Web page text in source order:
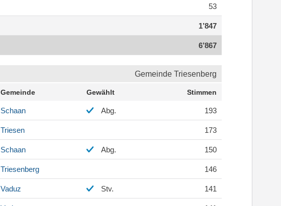
53
1’847
6’867
Gemeinde Triesenberg
Gemeinde Gewählt Stimmen
Schaan Abg. 193
Triesen 173
Schaan Abg. 150
Triesenberg 146
Vaduz Stv. 141